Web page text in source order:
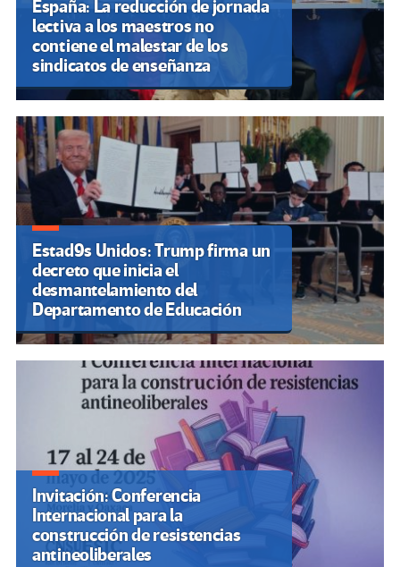
España: La reducción de jornada
lectiva a los maestros no
contiene el malestar de los
sindicatos de enseñanza
Estad9s Unidos: Trump firma un
decreto que inicia el
desmantelamiento del
Departamento de Educación
Invitación: Conferencia
Internacional para la
construcción de resistencias
antineoliberales